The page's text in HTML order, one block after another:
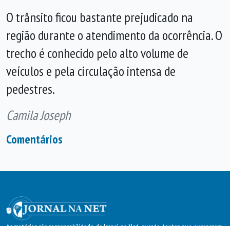
O trânsito ficou bastante prejudicado na
região durante o atendimento da ocorrência. O
trecho é conhecido pelo alto volume de
veículos e pela circulação intensa de
pedestres.
Camila Joseph
Comentários